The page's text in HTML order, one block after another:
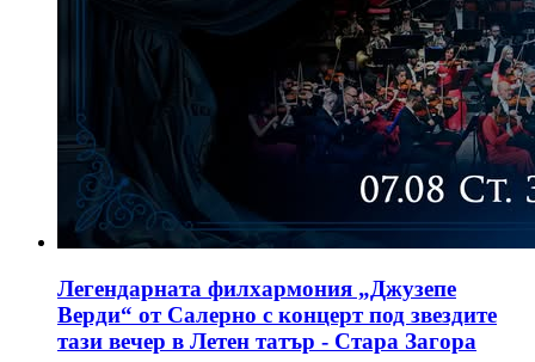
Легендарната филхармония „Джузепе
Верди“ от Салерно с концерт под звездите
тази вечер в Летен татър - Стара Загора